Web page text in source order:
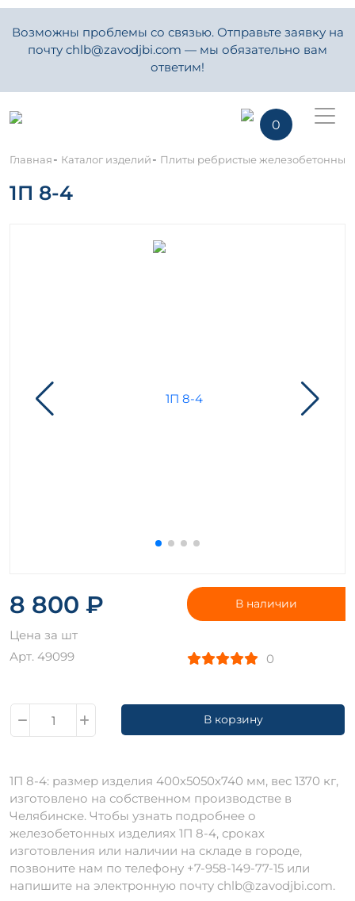
Возможны проблемы со связью. Отправьте заявку на
почту chlb@zavodjbi.com — мы обязательно вам
ответим!
0
Главная- Каталог изделий- Плиты ребристые железобетонные
1П 8-4
8 800 ₽
Цена за шт
Арт. 49099
В наличии
0
В корзину
1П 8-4: размер изделия 400х5050х740 мм, вес 1370 кг,
изготовлено на собственном производстве в
Челябинске. Чтобы узнать подробнее о
железобетонных изделиях 1П 8-4, сроках
изготовления или наличии на складе в городе,
позвоните нам по телефону +7-958-149-77-15 или
напишите на электронную почту chlb@zavodjbi.com.